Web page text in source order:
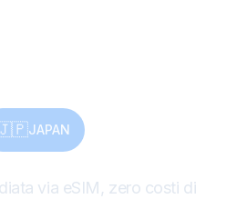
JAPAN
via eSIM, zero costi di